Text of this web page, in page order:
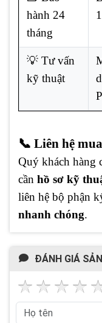
hành 24
tháng
1
💡 Tư vấn
kỹ thuật
📞 Liên hệ
Quý khách hàng
cần hồ sơ kỹ
liên hệ bộ phận
nhanh chóng.
ĐÁNH GIÁ